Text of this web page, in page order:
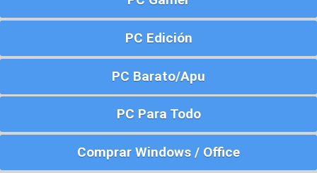
PC Edición
PC Barato/Apu
PC Para Todo
Comprar Windows / Office